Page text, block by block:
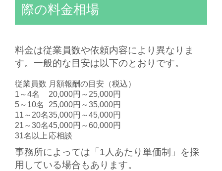
際の料金相場
料金は従業員数や依頼内容により異なりま
す。一般的な目安は以下のとおりです。
従業員数 月額報酬の目安（税込）
1～4名
20,000円～25,000円
5～10名
25,000円～35,000円
11～20名35,000円～45,000円
21～30名45,000円～60,000円
31名以上 応相談
事務所によっては「1人あたり単価制」を採
用している場合もあります。